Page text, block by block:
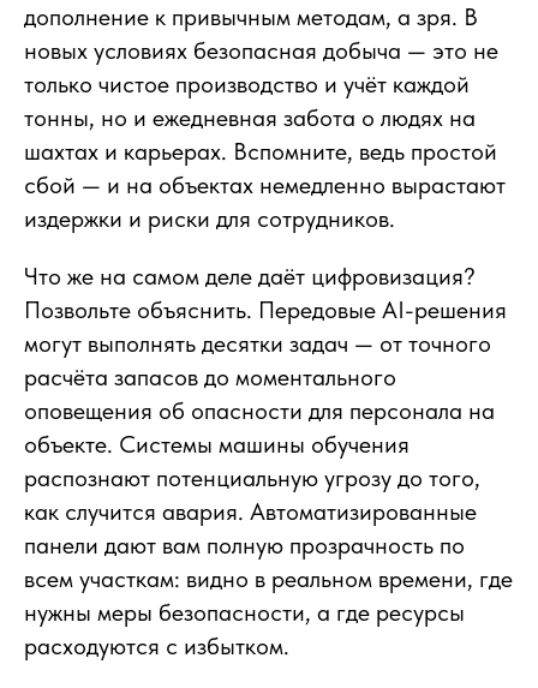
дополнение к привычным методам, а зря. В
новых условиях безопасная добыча — это не
только чистое производство и учёт каждой
тонны, но и ежедневная забота о людях на
шахтах и карьерах. Вспомните, ведь простой
сбой — и на объектах немедленно вырастают
издержки и риски для сотрудников.
Что же на самом деле даёт цифровизация?
Позвольте объяснить. Передовые AI-решения
могут выполнять десятки задач — от точного
расчёта запасов до моментального
оповещения об опасности для персонала на
объекте. Системы машины обучения
распознают потенциальную угрозу до того,
как случится авария. Автоматизированные
панели дают вам полную прозрачность по
всем участкам: видно в реальном времени, где
нужны меры безопасности, а где ресурсы
расходуются с избытком.